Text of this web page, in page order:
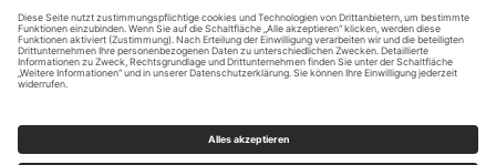
© Evangelische Brüder-Unität – Herrnhuter Brüdergemeine
Weitere Informationen finden Sie hier